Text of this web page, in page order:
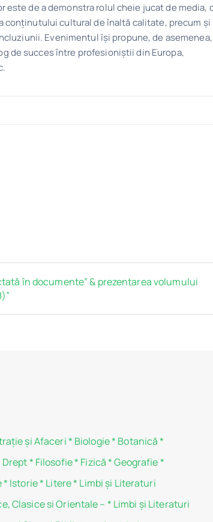
este de a demonstra rolul cheie jucat de media,
conținutului cultural de înaltă calitate, precum și
Evenimentul își propune, de asemenea,
de succes între profesioniștii din Europa,
în documente” & prezentarea volumului
şi Afaceri* Biologie* Botanică *
Drept* Filosofie* Fizică* Geografie*
* Istorie* Litere* Limbi și Literaturi
Clasice si Orientale – * Limbi și Literaturi